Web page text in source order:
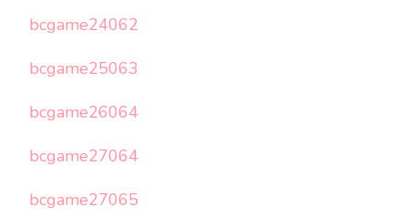
bcgame24062
bcgame25063
bcgame26064
bcgame27064
bcgame27065